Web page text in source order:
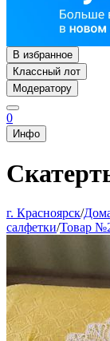
В избранное
Классный лот
Модератору
0
Инфо
г. Красноярск/
салфетки/Товар